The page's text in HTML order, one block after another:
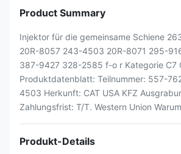
Product Summary
Injektor für die gemeinsame Schiene
20R-8057 243-4503 20R-8071 295-
387-9427 328-2585 f-o r Kategorie C7
Produktdatenblatt: Teilnummer: 557-
4503 Herkunft: CAT USA KFZ
Zahlungsfrist: T/T. Western Union
Produkt-Details